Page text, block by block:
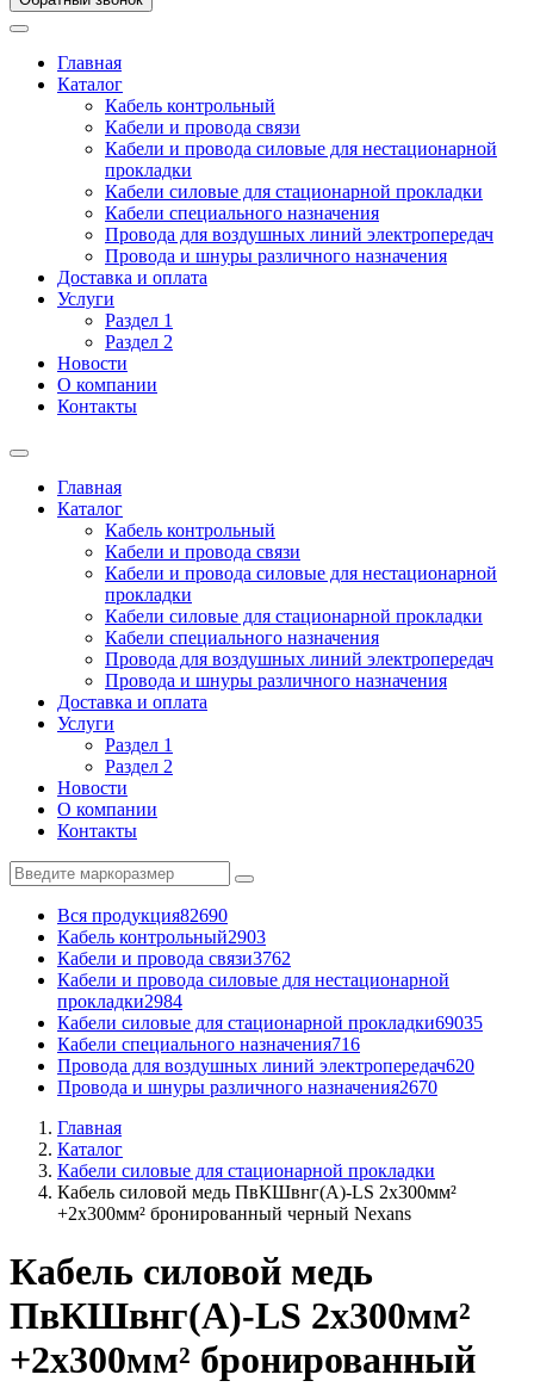
Главная
Каталог
Кабель контрольный
Кабели и провода связи
Кабели и провода силовые для нестационарной
прокладки
Кабели силовые для стационарной прокладки
Кабели специального назначения
Провода для воздушных линий электропередач
Провода и шнуры различного назначения
Доставка и оплата
Услуги
Раздел 1
Раздел 2
Новости
О компании
Контакты
Главная
Каталог
Кабель контрольный
Кабели и провода связи
Кабели и провода силовые для нестационарной
прокладки
Кабели силовые для стационарной прокладки
Кабели специального назначения
Провода для воздушных линий электропередач
Провода и шнуры различного назначения
Доставка и оплата
Услуги
Раздел 1
Раздел 2
Новости
О компании
Контакты
Вся продукция82690
Кабель контрольный2903
Кабели и провода связи3762
Кабели и провода силовые для нестационарной
прокладки2984
Кабели силовые для стационарной прокладки69035
Кабели специального назначения716
Провода для воздушных линий электропередач620
Провода и шнуры различного назначения2670
Главная
Каталог
Кабели силовые для стационарной прокладки
Кабель силовой медь ПвКШвнг(A)-LS 2x300мм²
+2x300мм² бронированный черный Nexans
Кабель силовой медь
ПвКШвнг(A)-LS 2x300мм²
+2x300мм² бронированный